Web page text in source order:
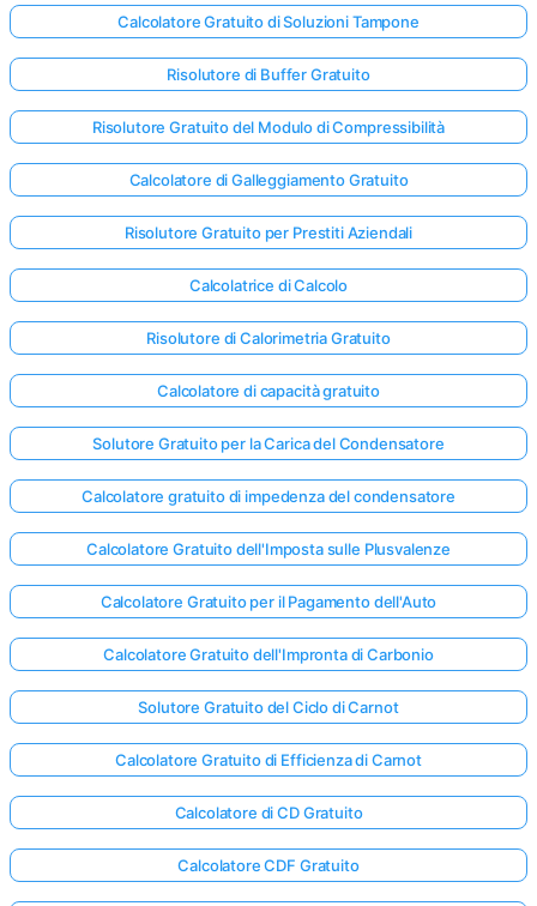
Calcolatore Gratuito di Soluzioni Tampone
Risolutore di Buffer Gratuito
Risolutore Gratuito del Modulo di Compressibilità
Calcolatore di Galleggiamento Gratuito
Risolutore Gratuito per Prestiti Aziendali
Calcolatrice di Calcolo
Risolutore di Calorimetria Gratuito
Calcolatore di capacità gratuito
Solutore Gratuito per la Carica del Condensatore
Calcolatore gratuito di impedenza del condensatore
Calcolatore Gratuito dell'Imposta sulle Plusvalenze
Calcolatore Gratuito per il Pagamento dell'Auto
Calcolatore Gratuito dell'Impronta di Carbonio
Solutore Gratuito del Ciclo di Carnot
Calcolatore Gratuito di Efficienza di Carnot
Calcolatore di CD Gratuito
Calcolatore CDF Gratuito